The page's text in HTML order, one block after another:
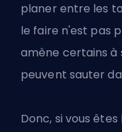
planer entre les
le faire n'est pas
amène certains à
peuvent sauter
Donc, si vous